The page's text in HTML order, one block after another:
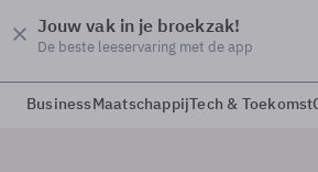
Jouw vak in je broekzak!
De beste leeservaring met de app
BusinessMaatschappijTech & Toekomst